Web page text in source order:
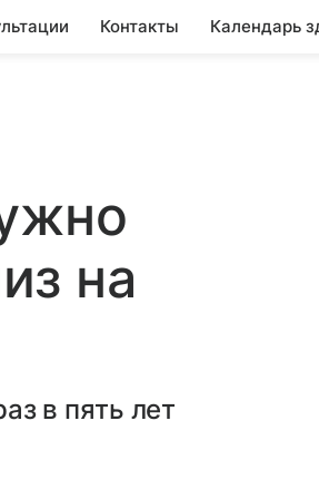
Контакты Календарь
на
в пять лет